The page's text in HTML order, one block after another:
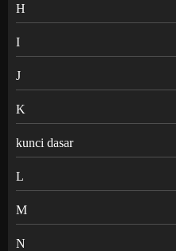
H
I
J
K
kunci dasar
L
M
N